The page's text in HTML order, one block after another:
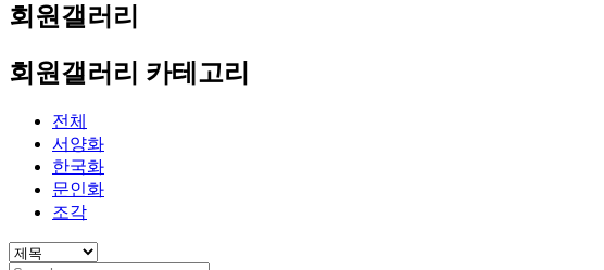
회원갤러리
회원갤러리 카테고리
전체
서양화
한국화
문인화
조각